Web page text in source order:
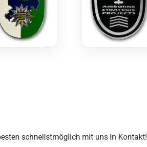
schnellstmöglich mit uns in Kontakt!